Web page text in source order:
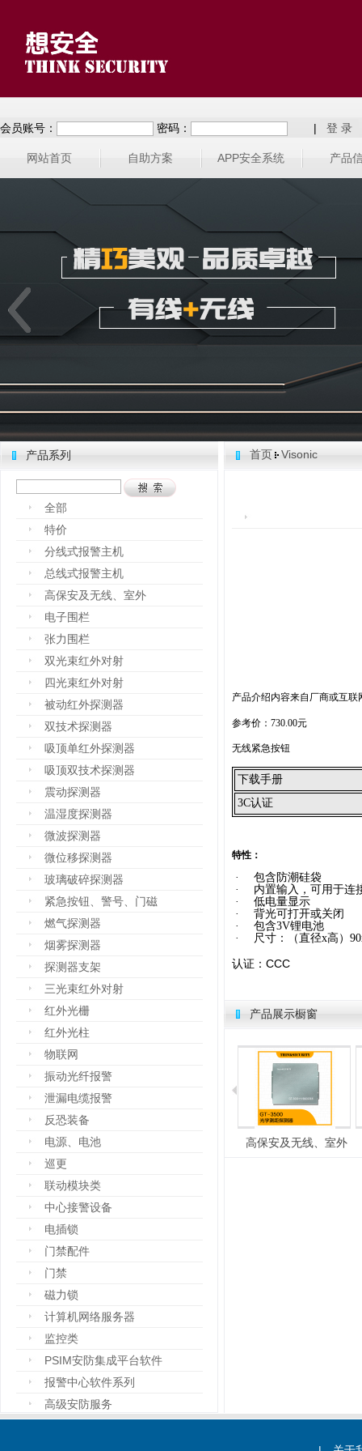
会员账号： 密码： |
网站首页 自助方案 APP安全系统 产品
产品系列
全部
特价
分线式报警主机
总线式报警主机
高保安及无线、室外
电子围栏
张力围栏
双光束红外对射
四光束红外对射
被动红外探测器
双技术探测器
吸顶单红外探测器
吸顶双技术探测器
震动探测器
温湿度探测器
微波探测器
微位移探测器
玻璃破碎探测器
紧急按钮、警号、门磁
燃气探测器
烟雾探测器
探测器支架
三光束红外对射
红外光栅
红外光柱
物联网
振动光纤报警
泄漏电缆报警
反恐装备
电源、电池
巡更
联动模块类
中心接警设备
电插锁
门禁配件
门禁
磁力锁
计算机网络服务器
监控类
PSIM安防集成平台软件
报警中心软件系列
高级安防服务
首页 Visonic
产品介绍内容来自厂商或互
参考价：730.00元
无线紧急按钮
下载手册
3C认证
特性：
·
包含防潮硅袋
·
内置输入，可用于连
·
低电量显示
·
背光可打开或关闭
·
包含3V锂电池
·
尺寸：（直径x高）
认证： CCC
产品展示橱窗
微位移探测器 高保安及无线、室外